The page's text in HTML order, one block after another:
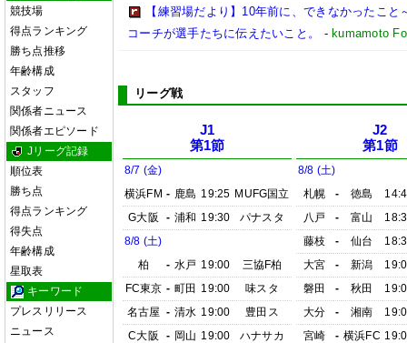
競技場
得点ランキング
勝ち点推移
年齢構成
スタッフ
関係者ニュース
関係者エピソード
Jリーグ記録
順位表
勝ち点
得点ランキング
得失点
年齢構成
星取表
キーワード
プレスリリース
ニュース
【練習場だより】10年前に、できなかったこ
コーチが選手たちに伝えたいこと。
- kumamoto
リーグ戦
J1
第1節
8/7 (金)
横浜FM - 鹿島 19:25 MUFG国立
G大阪
- 浦和 19:30
パナスタ
8/8 (土)
柏
- 水戸 19:00
三協F柏
FC東京 - 町田 19:00
味スタ
名古屋 - 清水 19:00
豊田ス
C大阪
- 岡山 19:00
ハナサカ
J2
第1節
8/8 (土)
札幌
- 徳島
八戸
- 富山
藤枝
- 仙台
大宮
- 新潟
磐田
- 秋田
大分
- 湘南
宮崎
- 横浜FC